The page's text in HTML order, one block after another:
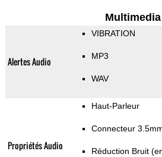
Multimedia
Alertes Audio
VIBRATION
MP3
WAV
Propriétés Audio
Haut-Parleur
Connecteur
Réduction Bruit